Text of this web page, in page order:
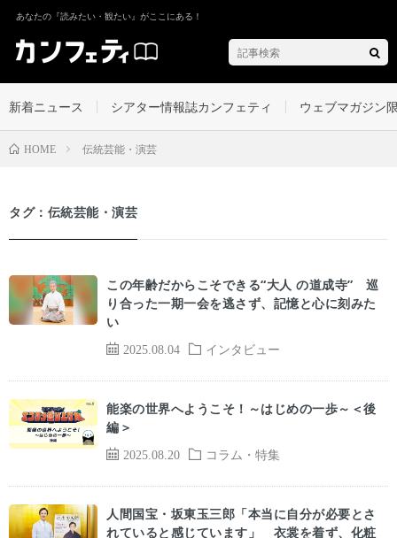
あなたの『読みたい・観たい』がここにある！
新着ニュース シアター情報誌カンフェティ ウェブマガジン
HOME 伝統芸能・演芸
タグ：伝統芸能・演芸
2025.08.04 インタビュー
この年齢だからこそできる“大人 の道成寺” 巡
り合った一期一会を逃さず、記憶と心に刻みた
い
2025.08.20 コラム・特集
能楽の世界へようこそ！～はじめの一歩～＜後
編＞
人間国宝・坂東玉三郎「本当に自分が必要とさ
れていると感じています」 衣裳を着ず、化粧